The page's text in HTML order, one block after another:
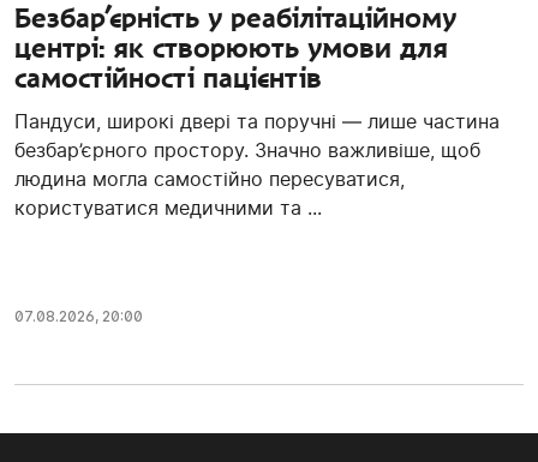
Безбар’єрність у реабілітаційному
центрі: як створюють умови для
самостійності пацієнтів
Пандуси, широкі двері та поручні — лише частина
безбар’єрного простору. Значно важливіше, щоб
людина могла самостійно пересуватися,
користуватися медичними та ...
07.08.2026, 20:00